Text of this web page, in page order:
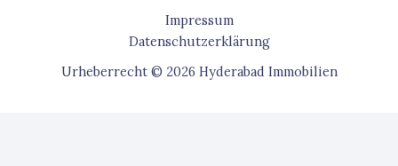
Impressum
Datenschutzerklärung
Urheberrecht © 2026 Hyderabad Immobilien